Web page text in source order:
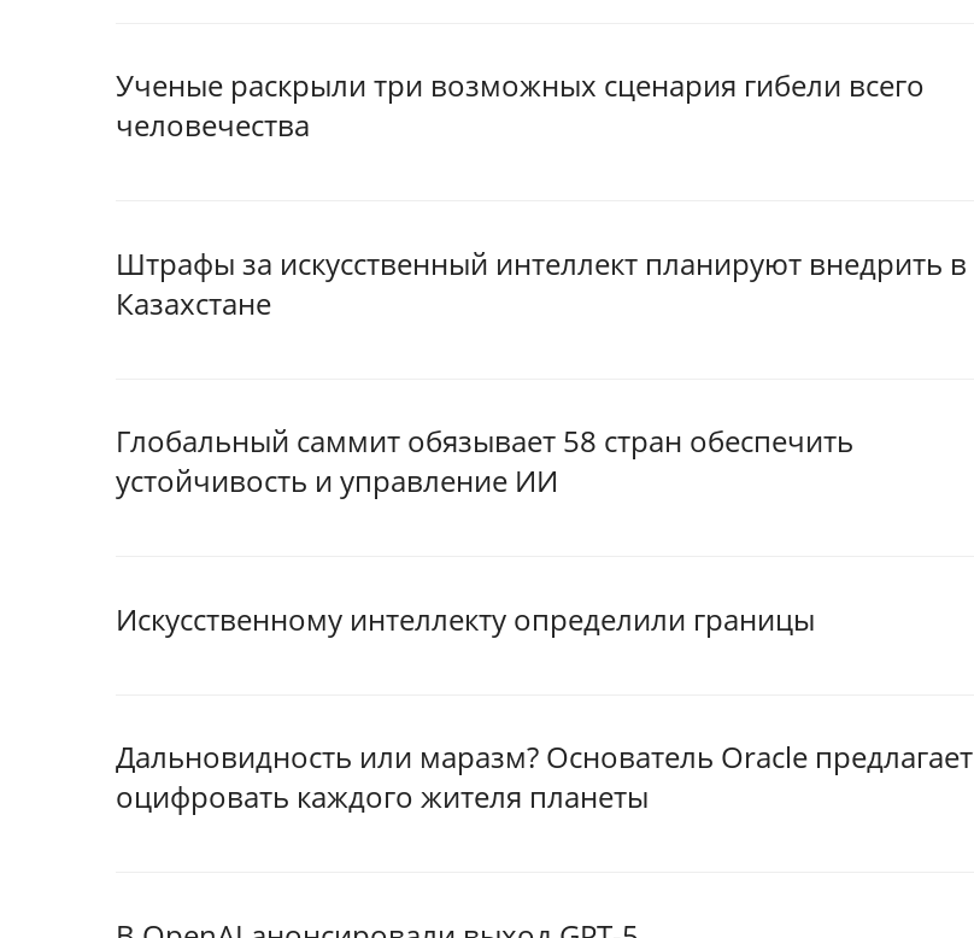
Ученые раскрыли три возможных сценария гибели всего
человечества
Штрафы за искусственный интеллект планируют внедрить в
Казахстане
Глобальный саммит обязывает 58 стран обеспечить
устойчивость и управление ИИ
Искусственному интеллекту определили границы
Дальновидность или маразм? Основатель Oracle предлагает
оцифровать каждого жителя планеты